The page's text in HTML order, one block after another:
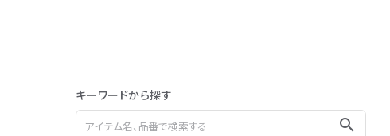
キーワードから探す
search